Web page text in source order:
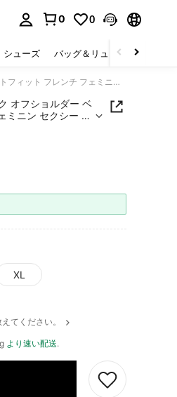
0 0
シューズ バッグ＆リュック
春夏新作 レディース ブラック オフショルダー ベアトップ タイトフィット フレンチ フェミニン セクシー 上品 着回し トップス
オフショルダー ベ
ミニン セクシー 上
XL
てください。
より速い配送.